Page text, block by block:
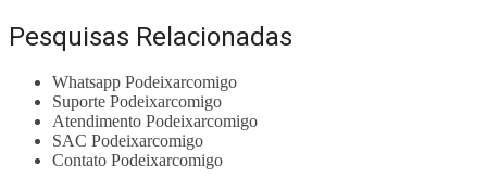
Pesquisas Relacionadas
Whatsapp Podeixarcomigo
Suporte Podeixarcomigo
Atendimento Podeixarcomigo
SAC Podeixarcomigo
Contato Podeixarcomigo